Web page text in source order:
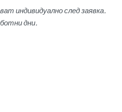
индивидуално след заявка.
дни.